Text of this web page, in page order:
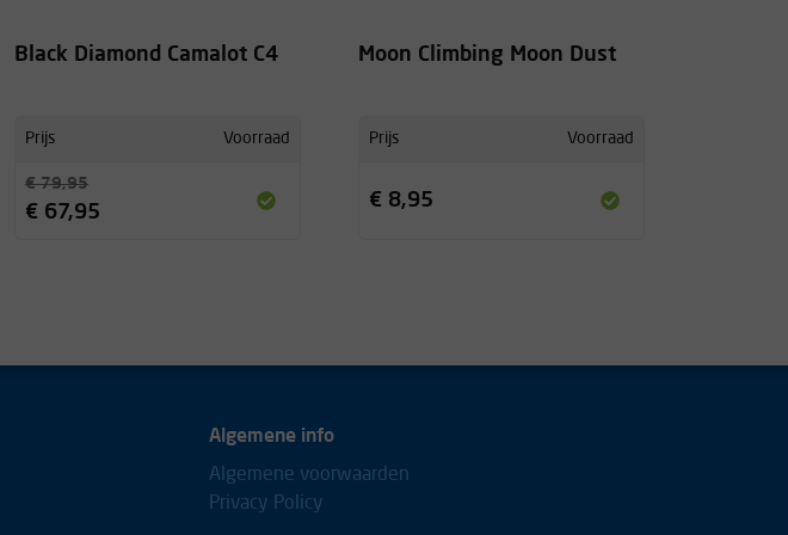
Black Diamond Camalot C4
Prijs Voorraad
€ 79,95
€ 67,95
Moon Climbing Moon Dust
Prijs Voorraad
€ 8,95
Algemene info
Algemene voorwaarden
Privacy Policy